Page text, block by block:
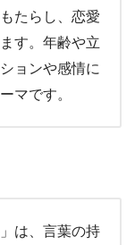
たらし、恋愛
す。年齢や立
ョンや感情に
マです。
は、言葉の持